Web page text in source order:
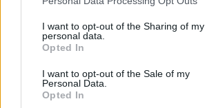
I want to opt-out of the Sharing of my
personal data.
Opted In
I want to opt-out of the Sale of my
Personal Data.
Opted In